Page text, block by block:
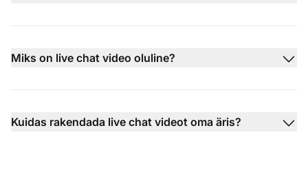
Miks on live chat video oluline?
Kuidas rakendada live chat videot oma äris?